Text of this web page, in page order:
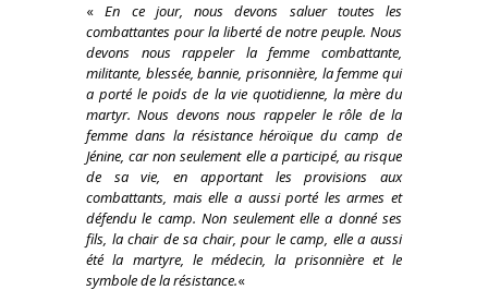
«En ce jour, nous devons saluer toutes les
combattantes pour la liberté de notre peuple. Nous
devons nous rappeler la femme combattante,
militante, blessée, bannie, prisonnière, la femme qui
a porté le poids de la vie quotidienne, la mère du
martyr. Nous devons nous rappeler le rôle de la
femme dans la résistance héroïque du camp de
Jénine, car non seulement elle a participé, au risque
de sa vie, en apportant les provisions aux
combattants, mais elle a aussi porté les armes et
défendu le camp. Non seulement elle a donné ses
fils, la chair de sa chair, pour le camp, elle a aussi
été la martyre, le médecin, la prisonnière et le
symbole de la résistance.«